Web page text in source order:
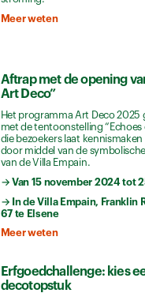
Meer weten
Aftrap met de opening
Art Deco”
Het programma Art Deco 2025
met de tentoonstelling “Echoes
die bezoekers laat kennismaken
door middel van de
van de Villa Empain.
→ Van 15 november 2024 tot
→ In de Villa Empain, Franklin
67 te Elsene
Meer weten
Erfgoedchallenge: kies
decotopstuk